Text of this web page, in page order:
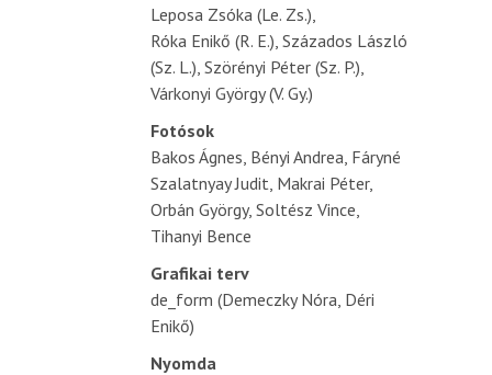
Leposa Zsóka (Le. Zs.),
Róka Enikő (R. E.), Százados László
(Sz. L.), Szörényi Péter (Sz. P.),
Várkonyi György (V. Gy.)
Fotósok
Bakos Ágnes, Bényi Andrea, Fáryné
Szalatnyay Judit, Makrai Péter,
Orbán György, Soltész Vince,
Tihanyi Bence
Grafikai terv
de_form (Demeczky Nóra, Déri
Enikő)
Nyomda